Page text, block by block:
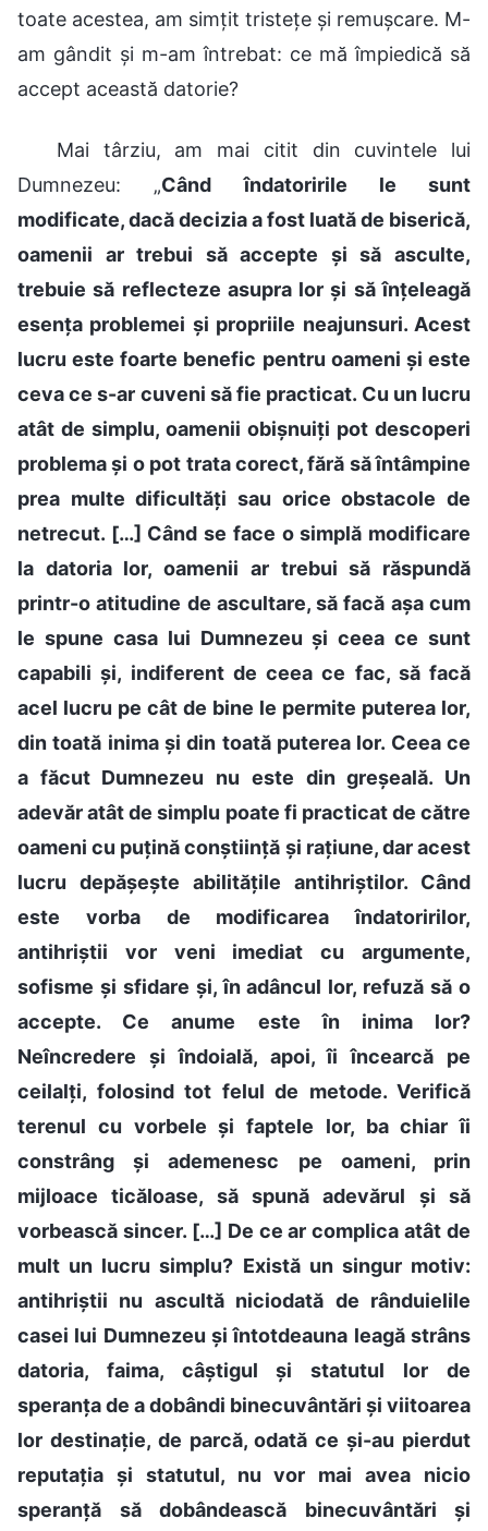
toate acestea, am simțit tristețe și remușcare. M-
am gândit și m-am întrebat: ce mă împiedică să
accept această datorie?
Mai târziu, am mai citit din cuvintele lui
Dumnezeu: „Când îndatoririle le sunt
modificate, dacă decizia a fost luată de biserică,
oamenii ar trebui să accepte și să asculte,
trebuie să reflecteze asupra lor și să înțeleagă
esența problemei și propriile neajunsuri. Acest
lucru este foarte benefic pentru oameni și este
ceva ce s-ar cuveni să fie practicat. Cu un lucru
atât de simplu, oamenii obișnuiți pot descoperi
problema și o pot trata corect, fără să întâmpine
prea multe dificultăți sau orice obstacole de
netrecut. […] Când se face o simplă modificare
la datoria lor, oamenii ar trebui să răspundă
printr-o atitudine de ascultare, să facă așa cum
le spune casa lui Dumnezeu și ceea ce sunt
capabili și, indiferent de ceea ce fac, să facă
acel lucru pe cât de bine le permite puterea lor,
din toată inima și din toată puterea lor. Ceea ce
a făcut Dumnezeu nu este din greșeală. Un
adevăr atât de simplu poate fi practicat de către
oameni cu puțină conștiință și rațiune, dar acest
lucru depășește abilitățile antihriștilor. Când
este vorba de modificarea îndatoririlor,
antihriștii vor veni imediat cu argumente,
sofisme și sfidare și, în adâncul lor, refuză să o
accepte. Ce anume este în inima lor?
Neîncredere și îndoială, apoi, îi încearcă pe
ceilalți, folosind tot felul de metode. Verifică
terenul cu vorbele și faptele lor, ba chiar îi
constrâng și ademenesc pe oameni, prin
mijloace ticăloase, să spună adevărul și să
vorbească sincer. […] De ce ar complica atât de
mult un lucru simplu? Există un singur motiv:
antihriștii nu ascultă niciodată de rânduielile
casei lui Dumnezeu și întotdeauna leagă strâns
datoria, faima, câștigul și statutul lor de
speranța de a dobândi binecuvântări și viitoarea
lor destinație, de parcă, odată ce și-au pierdut
reputația și statutul, nu vor mai avea nicio
speranță să dobândească binecuvântări și